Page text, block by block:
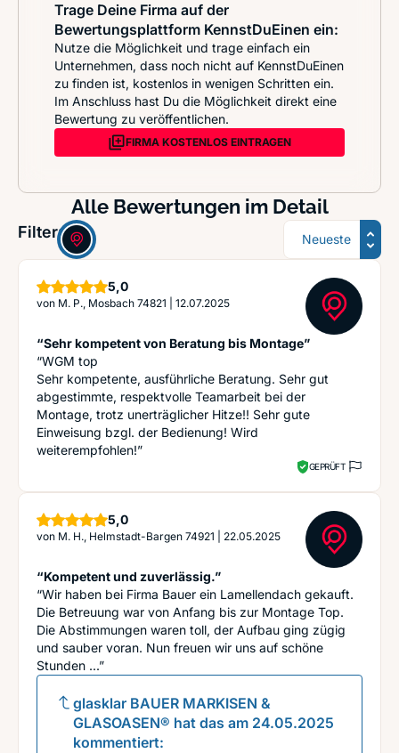
Trage Deine Firma auf der
Bewertungsplattform KennstDuEinen ein:
Nutze die Möglichkeit und trage einfach ein
Unternehmen, dass noch nicht auf KennstDuEinen
zu finden ist, kostenlos in wenigen Schritten ein.
Im Anschluss hast Du die Möglichkeit direkt eine
Bewertung zu veröffentlichen.
FIRMA KOSTENLOS EINTRAGEN
Alle Bewertungen im Detail
Filter: Sortierung
5,0Sterne
von M. P., Mosbach 74821 12.07.2025
“Sehr kompetent von Beratung bis Montage”
“WGM top
Sehr kompetente, ausführliche Beratung. Sehr gut
abgestimmte, respektvolle Teamarbeit bei der
Montage, trotz unerträglicher Hitze!! Sehr gute
Einweisung bzgl. der Bedienung! Wird
weiterempfohlen!”
GEPRÜFT
5,0Sterne
von M. H., Helmstadt-Bargen 74921 22.05.2025
“Kompetent und zuverlässig.”
“Wir haben bei Firma Bauer ein Lamellendach gekauft.
Die Betreuung war von Anfang bis zur Montage Top.
Die Abstimmungen waren toll, der Aufbau ging zügig
und sauber voran. Nun freuen wir uns auf schöne
Stunden ...”
glasklar BAUER MARKISEN &
GLASOASEN® hat das am 24.05.2025
kommentiert: